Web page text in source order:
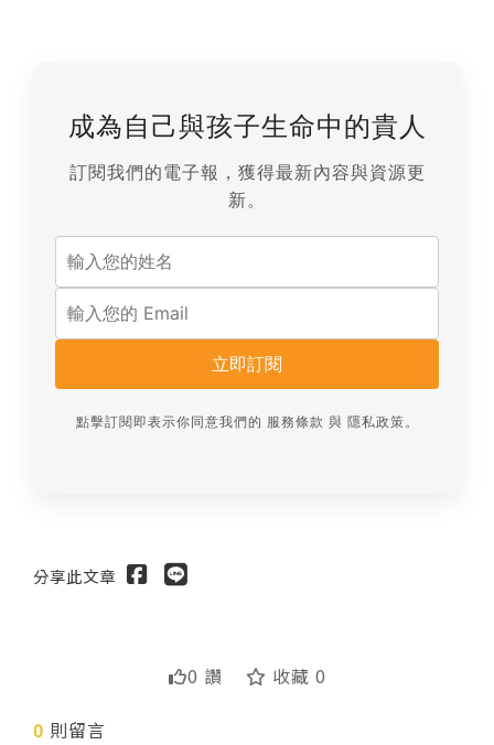
成為自己與孩子生命中的貴人
訂閱我們的電子報，獲得最新內容與資源更
新。
立即訂閱
點擊訂閱即表示你同意我們的 服務條款 與 隱私政策。
分享此文章
0 讚 收藏 0
0 則留言